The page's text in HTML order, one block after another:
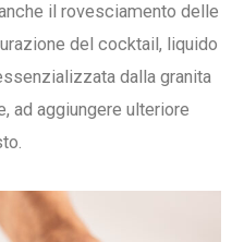
il rovesciamento delle
del cocktail, liquido
dalla granita
ad aggiungere ulteriore